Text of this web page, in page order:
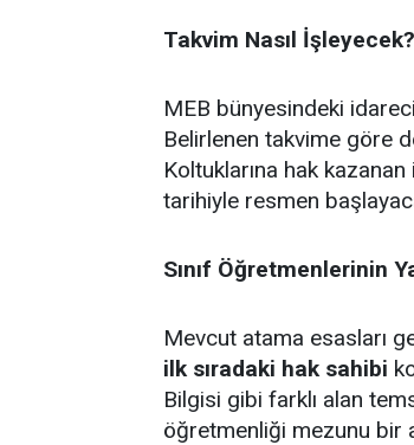
Takvim Nasıl İşleyecek?
MEB bünyesindeki
Belirlenen takvime göre
Koltuklarına hak
tarihiyle resmen
Sınıf Öğretmenlerinin
Mevcut atama esasları
ilk sıradaki hak sahibi
Bilgisi gibi farklı alan
öğretmenliği mezunu bir